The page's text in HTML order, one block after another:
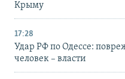
Крыму
17:28
Удар РФ по Одессе:
человек – власти